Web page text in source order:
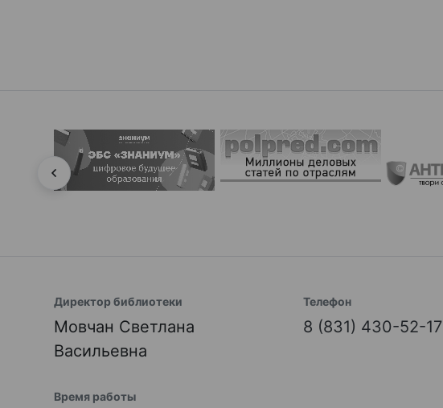
Директор библиотеки
Мовчан Светлана
Васильевна
Телефон
8 (831) 430-52-17
Время работы